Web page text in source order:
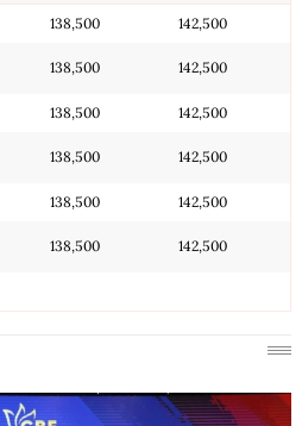
138,500 142,500
138,500 142,500
138,500 142,500
138,500 142,500
138,500 142,500
138,500 142,500